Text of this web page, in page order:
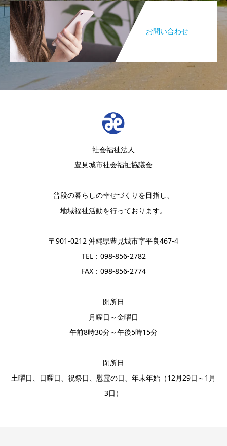
お問い合わせ
社会福祉法人
豊見城市社会福祉協議会
普段の暮らしの幸せづくりを目指し、
地域福祉活動を行っております。
〒901-0212 沖縄県豊見城市字平良467-4
TEL：098-856-2782
FAX：098-856-2774
開所日
月曜日～金曜日
午前8時30分～午後5時15分
閉所日
土曜日、日曜日、祝祭日、慰霊の日、年末年始（12月29日～1月
3日）